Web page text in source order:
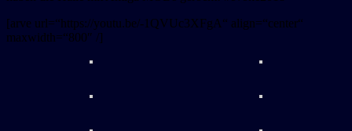
[arve url=“https://youtu.be/-1QVUc3XFgA“ align=“center“
maxwidth=“800″ /]